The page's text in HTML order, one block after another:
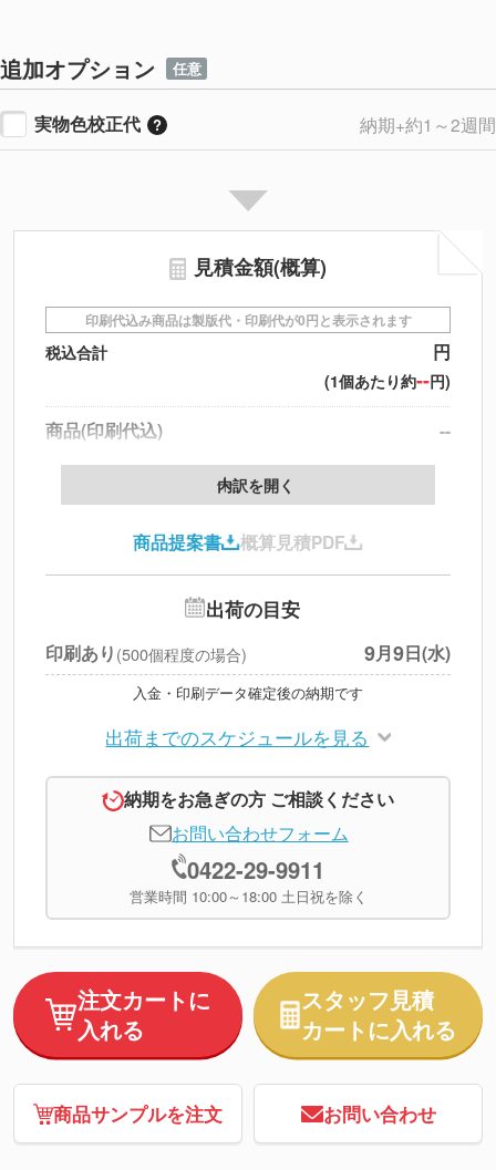
追加オプション 任意
実物色校正代 納期+約1～2週間
見積金額(概算)
印刷代込み商品は製版代・印刷代が0円と表示されます
税込合計 円
(1個あたり約--円)
商品(印刷代込)
--
データ配置料
印刷代
北海道・沖縄・離島 別途
円
※上記小計は税別です
内訳を開く
商品提案書 概算見積PDF
出荷の目安
印刷あり (500個程度の場合) 9月9日(水)
入金・印刷データ確定後の納期です
出荷までのスケジュールを見る
納期をお急ぎの方 ご相談ください
お問い合わせフォーム
0422-29-9911
営業時間 10:00～18:00 土日祝を除く
注文カートに
入れる
スタッフ見積
カートに入れる
商品サンプルを注文 お問い合わせ